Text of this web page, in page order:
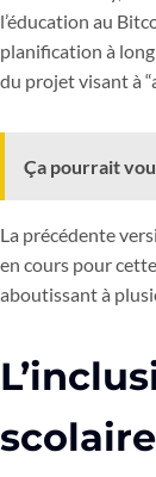
l’éducation au
planification à
du projet visant à
Ça pourrait
La précédente
en cours pour
aboutissant à